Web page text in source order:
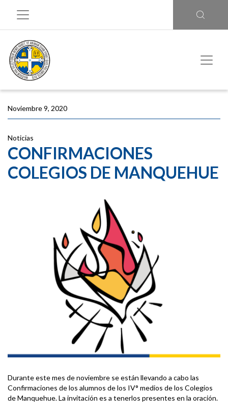
Noviembre 9, 2020
Noticias
CONFIRMACIONES
COLEGIOS DE MANQUEHUE
Durante este mes de noviembre se están llevando a cabo las
Confirmaciones de los alumnos de los IV° medios de los Colegios
de Manquehue. La invitación es a tenerlos presentes en la oración.